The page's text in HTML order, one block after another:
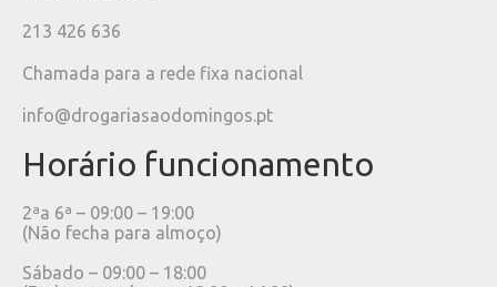
213 426 636
Chamada para a rede fixa nacional
info@drogariasaodomingos.pt
Horário funcionamento
2ªa 6ª – 09:00 – 19:00
(Não fecha para almoço)
Sábado – 09:00 – 18:00